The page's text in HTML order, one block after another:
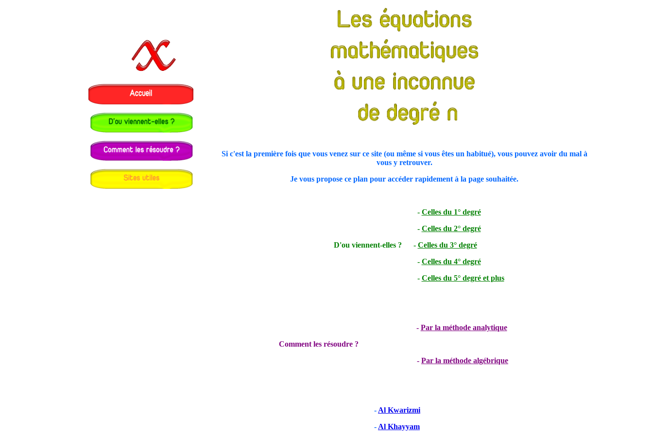
Si c'est la première fois que vous venez sur ce site (ou même si vous êtes un habitué), vous pouvez avoir du mal à
vous y retrouver.
Je vous propose ce plan pour accéder rapidement à la page souhaitée.
- Celles du 1° degré
- Celles du 2° degré
D'ou viennent-elles ? - Celles du 3° degré
- Celles du 4° degré
- Celles du 5° degré et plus
- Par la méthode analytique
Comment les résoudre ?
- Par la méthode algébrique
- Al Kwarizmi
- Al Khayyam